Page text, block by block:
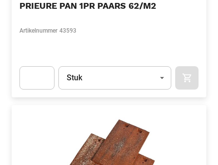
PRIEURE PAN 1PR PAARS 62/M2
Artikelnummer 43593
Eenheid
Stuk